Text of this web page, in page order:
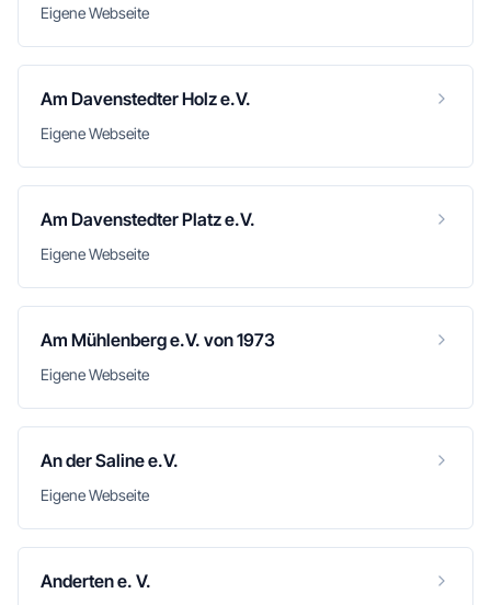
Eigene Webseite
Am Davenstedter Holz e.V.
Eigene Webseite
Am Davenstedter Platz e.V.
Eigene Webseite
Am Mühlenberg e.V. von 1973
Eigene Webseite
An der Saline e.V.
Eigene Webseite
Anderten e. V.